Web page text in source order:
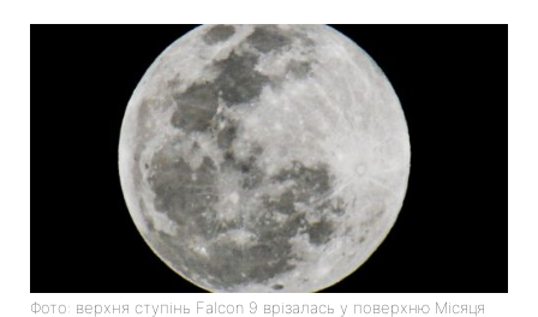
Фото: верхня ступінь Falcon 9 врізалась у поверхню Місяця